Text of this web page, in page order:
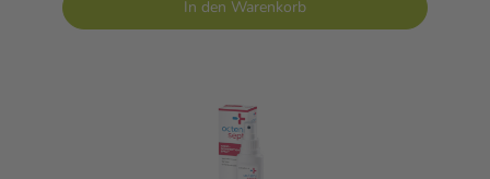
In den Warenkorb